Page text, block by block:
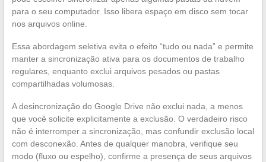
para o seu computador. Isso libera espaço em disco sem tocar
nos arquivos online.
Essa abordagem seletiva evita o efeito “tudo ou nada” e permite
manter a sincronização ativa para os documentos de trabalho
regulares, enquanto exclui arquivos pesados ou pastas
compartilhadas volumosas.
A desincronização do Google Drive não exclui nada, a menos
que você solicite explicitamente a exclusão. O verdadeiro risco
não é interromper a sincronização, mas confundir exclusão local
com desconexão. Antes de qualquer manobra, verifique seu
modo (fluxo ou espelho), confirme a presença de seus arquivos